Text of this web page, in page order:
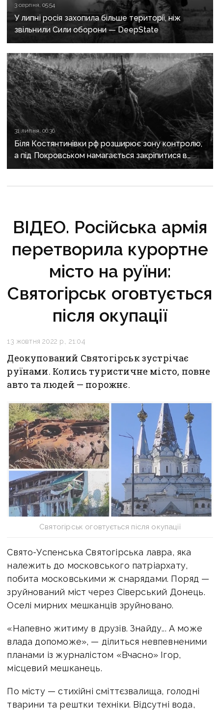
3 серпня, 05:54
У липні росія захопила більше території, ніж
звільнили Сили оборони — DeepState
31 липня, 06:36
Біля Костянтинівки рф розширює зону контролю,
а під Покровськом намагається закріпитися в
Білицькому
ВІДЕО. Російська армія
перетворила курортне
місто на руїни:
Святогірськ оговтується
після окупації
13 жовтня 2022 р., 21:04
Деокупований Святогірськ зустрічає
руїнами. Колись туристичне місто, повне
авто та людей — порожнє.
Святогірськ оговтується після окупації
Свято-Успенська Святогірська лавра, яка
належить до московського патріархату,
побита московськими ж снарядами. Поряд —
зруйнований міст через Сіверський Донець.
Оселі мирних мешканців зруйновано.
«Напевно житиму в друзів. Знайду... А може
влада допоможе», — ділиться невпевненими
планами із журналістом «Вчасно» Ігор,
місцевий мешканець.
По місту — стихійні сміттєзвалища, голодні
тварини та рештки техніки. Відсутні вода,